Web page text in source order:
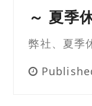
～ 夏季
弊社、夏季